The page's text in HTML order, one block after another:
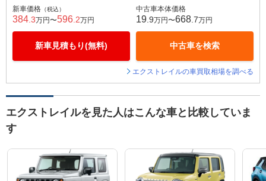
新車価格 （税込）
384 .3万円〜596 .2万円
新車見積もり(無料)
中古車本体価格
19 .9万円〜668 .7万円
中古車を検索
エクストレイルの車買取相場を調べる
エクストレイルを見た人はこんな車と比較していま
す